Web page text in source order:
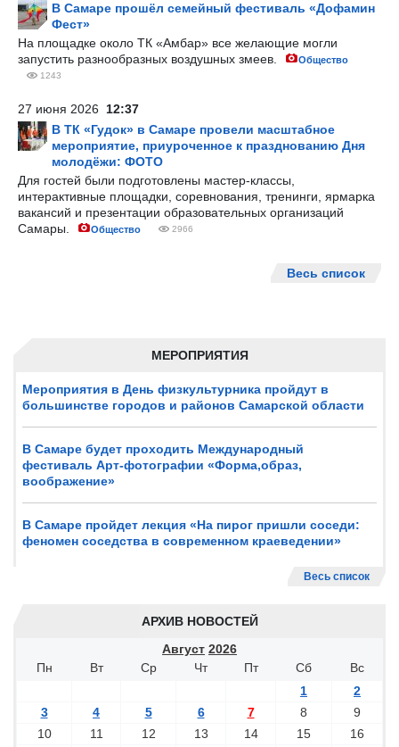
МЕРОПРИЯТИЯ
Мероприятия в День физкультурника пройдут в
большинстве городов и районов Самарской области
В Самаре будет проходить Международный
фестиваль Арт-фотографии «Форма,образ,
воображение»
В Самаре пройдет лекция «На пирог пришли соседи:
феномен соседства в современном краеведении»
Весь список
АРХИВ НОВОСТЕЙ
Август 2026
Пн
Вт Ср Чт Пт Сб
Вс
1
2
3
4 5 6 7 8
9
10
11 12 13 14 15 16
В Самаре прошёл семейный фестиваль «Дофамин
Фест»
На площадке около ТК «Амбар» все желающие могли
запустить разнообразных воздушных змеев.
Общество
1243
27 июня 2026 12:37
В ТК «Гудок» в Самаре провели масштабное
мероприятие, приуроченное к празднованию Дня
молодёжи: ФОТО
Для гостей были подготовлены мастер-классы,
интерактивные площадки, соревнования, тренинги, ярмарка
вакансий и презентации образовательных организаций
Самары.
Общество 2966
Весь список